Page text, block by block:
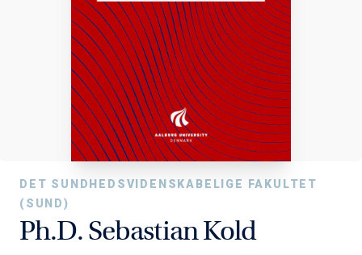
DET SUNDHEDSVIDENSKABELIGE FAKULTET
(SUND)
Ph.D. Sebastian Kold